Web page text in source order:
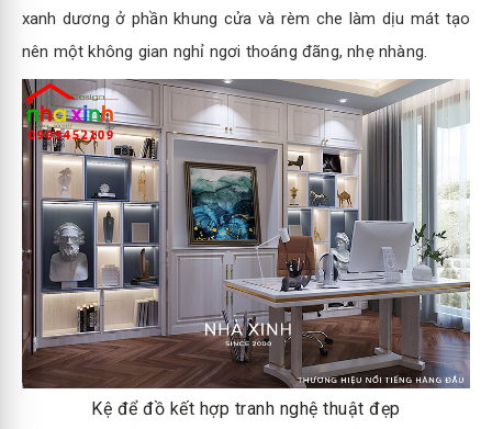
xanh dương ở phần khung cửa và rèm che làm dịu mát tạo
nên một không gian nghỉ ngơi thoáng đãng, nhẹ nhàng.
Kệ để đồ kết hợp tranh nghệ thuật đẹp